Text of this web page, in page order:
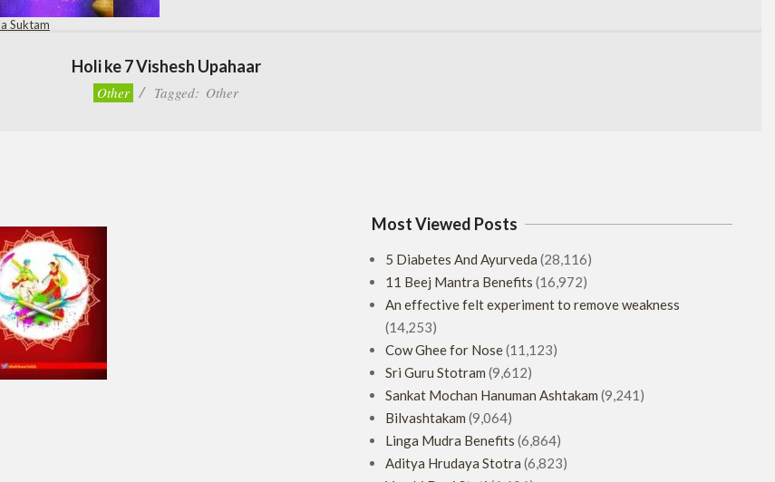
Suktam
Holi ke 7 Vishesh Upahaar
Other Tagged: Other
Most Viewed Posts
5 Diabetes And Ayurveda (28,116)
11 Beej Mantra Benefits (16,972)
An effective felt experiment to remove weakness
(14,253)
Cow Ghee for Nose(11,123)
Sri Guru Stotram (9,612)
Sankat Mochan Hanuman Ashtakam (9,241)
Bilvashtakam (9,064)
Linga Mudra Benefits (6,864)
Aditya Hrudaya Stotra (6,823)